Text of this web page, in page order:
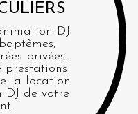
DJ
privées.
prestations
la location
DJ de votre